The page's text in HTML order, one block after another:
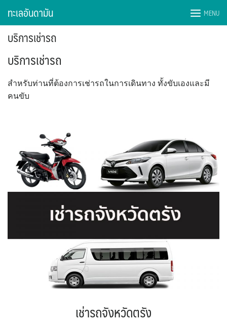
ทะเลอันดามัน MENU
บริการเช่ารถ
บริการเช่ารถ
สำหรับท่านที่ต้องการเช่ารถในการเดินทาง ทั้งขับเองและมี
คนขับ
เช่ารถจังหวัดตรัง